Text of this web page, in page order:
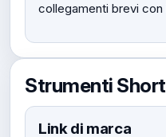
collegamenti brevi con
Strumenti
Link di marca